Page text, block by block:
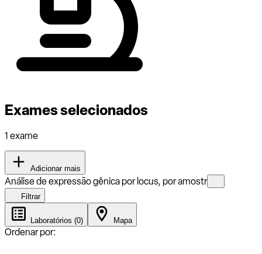
Exames selecionados
1 exame
Adicionar mais
Análise de expressão gênica por locus, por amostr
Filtrar
Laboratórios (0) Mapa
Ordenar por: